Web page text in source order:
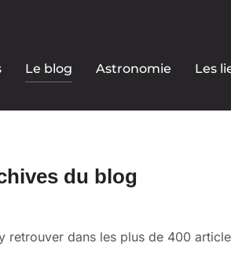
Le blog Astronomie Les
du blog
dans les plus de 400